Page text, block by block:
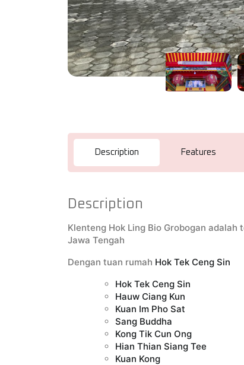
Description Features
Description
Klenteng Hok Ling Bio Grobogan
Jawa Tengah
Dengan tuan rumah Hok Tek Ceng Sin
Hok Tek Ceng Sin
Hauw Ciang Kun
Kuan Im Pho Sat
Sang Buddha
Kong Tik Cun Ong
Hian Thian Siang Tee
Kuan Kong